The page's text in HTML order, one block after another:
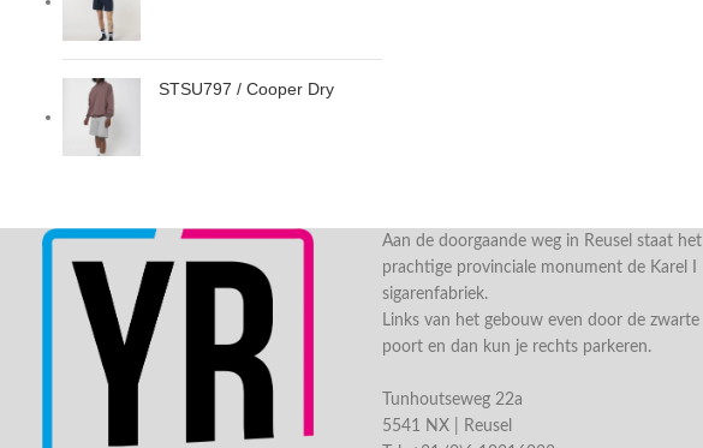
STSU797 / Cooper Dry
Aan de doorgaande weg in Reusel staat het
prachtige provinciale monument de Karel I
sigarenfabriek.
Links van het gebouw even door de zwarte
poort en dan kun je rechts parkeren.
Tunhoutseweg 22a
5541 NX | Reusel